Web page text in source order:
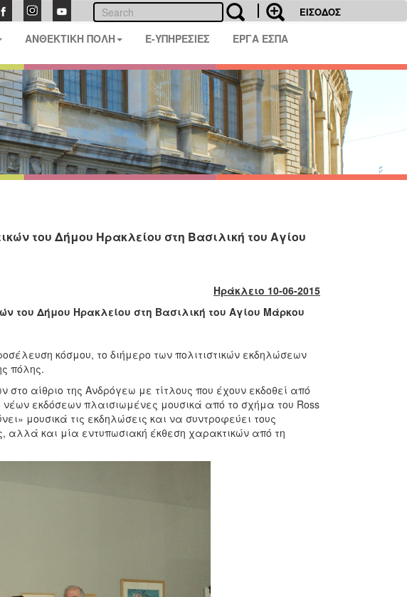
ΕΙΣΟΔΟΣ
ΑΝΘΕΚΤΙΚΗ ΠΟΛΗ E-ΥΠΗΡΕΣΙΕΣ ΕΡΓΑ ΕΣΠΑ
του Δήμου Ηρακλείου στη Βασιλική του Αγίου
Ηράκλειο 10-06-2015
του Δήμου Ηρακλείου στη Βασιλική του Αγίου Μάρκου
κόσμου, το διήμερο των πολιτιστικών εκδηλώσεων
πόλης.
αίθριο της Ανδρόγεω με τίτλους που έχουν εκδοθεί από
νέων εκδόσεων πλαισιωμένες μουσικά από το σχήμα του Ross
μουσικά τις εκδηλώσεις και να συντροφεύει τους
αλλά και μία εντυπωσιακή έκθεση χαρακτικών από τη